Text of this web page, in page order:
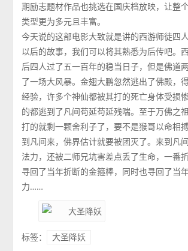
期励志题材作品也挑选在国庆档放映，让整
类型更为多元且丰富。
今天说的这部电影大致就是讲的西游师徒四
以后的故事，我们可以将其熟悉为后传吧。
后四人过了五一百年的稳当日子，但是佛道
了一场大风暴。金翅大鹏忽然逃出了佛殿，
经验，许多个神仙都被其打的死亡身体受损
的都逃到了凡间苟延苟延残喘。至于万佛之
打的就剩一颗舍利子了，要不是猴哥以命相
到凡间来，佛界估计就要被团灭了。来到凡
法力，还被二师兄坑害差点丢了生命，一番
寻回了当年折断的金箍棒，同时也寻回了当
力……
标签： 大圣降妖